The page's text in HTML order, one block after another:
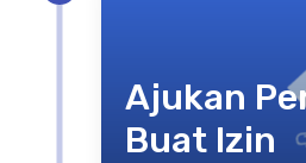
Ajukan
Buat Izin